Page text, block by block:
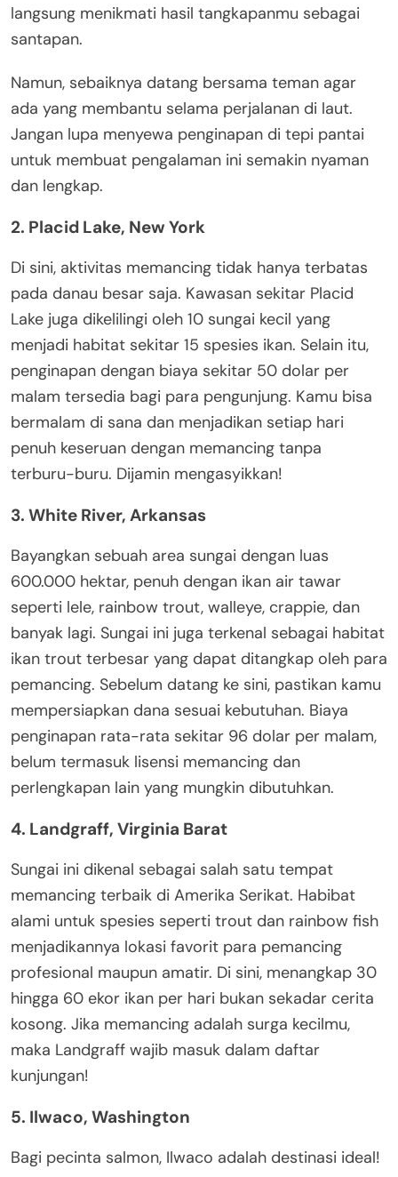
langsung menikmati hasil tangkapanmu sebagai
santapan.
Namun, sebaiknya datang bersama teman agar
ada yang membantu selama perjalanan di laut.
Jangan lupa menyewa penginapan di tepi pantai
untuk membuat pengalaman ini semakin nyaman
dan lengkap.
2. Placid Lake, New York
Di sini, aktivitas memancing tidak hanya terbatas
pada danau besar saja. Kawasan sekitar Placid
Lake juga dikelilingi oleh 10 sungai kecil yang
menjadi habitat sekitar 15 spesies ikan. Selain itu,
penginapan dengan biaya sekitar 50 dolar per
malam tersedia bagi para pengunjung. Kamu bisa
bermalam di sana dan menjadikan setiap hari
penuh keseruan dengan memancing tanpa
terburu-buru. Dijamin mengasyikkan!
3. White River, Arkansas
Bayangkan sebuah area sungai dengan luas
600.000 hektar, penuh dengan ikan air tawar
seperti lele, rainbow trout, walleye, crappie, dan
banyak lagi. Sungai ini juga terkenal sebagai habitat
ikan trout terbesar yang dapat ditangkap oleh para
pemancing. Sebelum datang ke sini, pastikan kamu
mempersiapkan dana sesuai kebutuhan. Biaya
penginapan rata-rata sekitar 96 dolar per malam,
belum termasuk lisensi memancing dan
perlengkapan lain yang mungkin dibutuhkan.
4. Landgraff, Virginia Barat
Sungai ini dikenal sebagai salah satu tempat
memancing terbaik di Amerika Serikat. Habibat
alami untuk spesies seperti trout dan rainbow fish
menjadikannya lokasi favorit para pemancing
profesional maupun amatir. Di sini, menangkap 30
hingga 60 ekor ikan per hari bukan sekadar cerita
kosong. Jika memancing adalah surga kecilmu,
maka Landgraff wajib masuk dalam daftar
kunjungan!
5. Ilwaco, Washington
Bagi pecinta salmon, Ilwaco adalah destinasi ideal!